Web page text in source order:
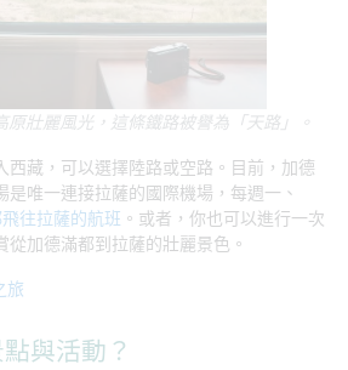
壯麗風光，這條鐵路被譽為「天路」。
西藏，可以選擇陸路或空路。目前，加德
是唯一連接拉薩的國際機場，每週一、
往拉薩的航班 。或者，你也可以進行一次
從加德滿都到拉薩的壯麗景色。
旅
與活動？